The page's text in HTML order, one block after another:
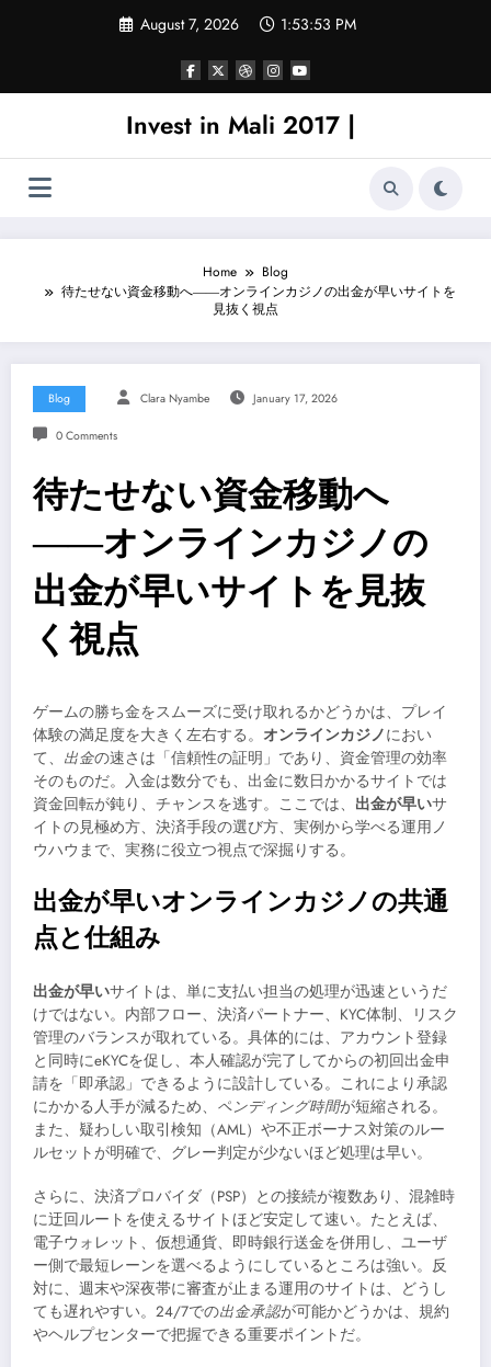
August 7, 2026 1:53:53 PM
Invest in Mali 2017 |
Home
Blog
待たせない資金移動へ――オンラインカジノの出金が早いサイトを
見抜く視点
Blog Clara Nyambe January 17, 2026
0 Comments
待たせない資金移動へ
――オンラインカジノの
出金が早いサイトを見抜
く視点
ゲームの勝ち金をスムーズに受け取れるかどうかは、プレイ
体験の満足度を大きく左右する。 オンラインカジノにおい
て、 出金の速さは「信頼性の証明」であり、資金管理の効率
そのものだ。入金は数分でも、出金に数日かかるサイトでは
資金回転が鈍り、チャンスを逃す。ここでは、 出金が早いサ
イトの見極め方、決済手段の選び方、実例から学べる運用ノ
ウハウまで、実務に役立つ視点で深掘りする。
出金が早いオンラインカジノの共通
点と仕組み
出金が早いサイトは、単に支払い担当の処理が迅速というだ
けではない。内部フロー、決済パートナー、KYC体制、リスク
管理のバランスが取れている。具体的には、アカウント登録
と同時にeKYCを促し、本人確認が完了してからの初回出金申
請を「即承認」できるように設計している。これにより承認
にかかる人手が減るため、 ペンディング時間が短縮される。
また、疑わしい取引検知（AML）や不正ボーナス対策のルー
ルセットが明確で、グレー判定が少ないほど処理は早い。
さらに、決済プロバイダ（PSP）との接続が複数あり、混雑時
に迂回ルートを使えるサイトほど安定して速い。たとえば、
電子ウォレット、仮想通貨、即時銀行送金を併用し、ユーザ
ー側で最短レーンを選べるようにしているところは強い。反
対に、週末や深夜帯に審査が止まる運用のサイトは、どうし
ても遅れやすい。24/7での出金承認が可能かどうかは、規約
やヘルプセンターで把握できる重要ポイントだ。